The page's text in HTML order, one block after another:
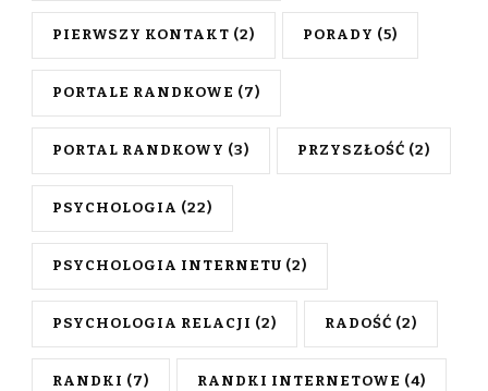
PIERWSZY KONTAKT (2) PORADY (5)
PORTALE RANDKOWE (7)
PORTAL RANDKOWY (3) PRZYSZŁOŚĆ (2)
PSYCHOLOGIA (22)
PSYCHOLOGIA INTERNETU (2)
PSYCHOLOGIA RELACJI (2) RADOŚĆ (2)
RANDKI (7) RANDKI INTERNETOWE (4)